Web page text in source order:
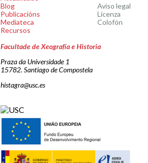
Blog
Publicacións
Mediateca
Recursos
Aviso legal
Licenza
Colofón
Facultade de Xeografía e Historia
Praza da Universidade 1
15782. Santiago de Compostela
histagra@usc.es